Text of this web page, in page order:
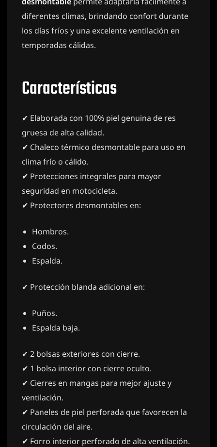
diferentes climas, brindando confort durante
los días fríos y una excelente ventilación en
temporadas cálidas.
Características
✔ Elaborada con 100% piel genuina de res
gruesa de alta calidad.
✔ Chaleco térmico desmontable para uso en
clima frío o cálido.
✔ Protecciones integrales para mayor
seguridad en motocicleta.
✔ Protectores desmontables en:
Hombros.
Codos.
Espalda.
✔ Protección blanda adicional en:
Puños.
Espalda baja.
✔ 2 bolsas exteriores con cierre.
✔ 1 bolsa interior con cierre oculto.
✔ Cierres en mangas para mejor ajuste y
ventilación.
✔ Paneles de piel perforada que favorecen la
circulación del aire.
✔ Forro interior perforado de alta ventilación.